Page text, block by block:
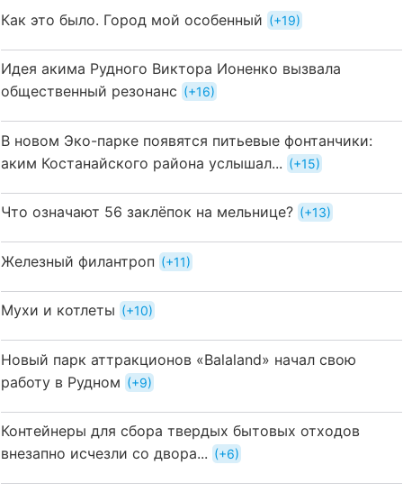
Как это было. Город мой особенный +19
Идея акима Рудного Виктора Ионенко вызвала
общественный резонанс
+16
В новом Эко-парке появятся питьевые фонтанчики:
аким Костанайского района услышал...
+15
Что означают 56 заклёпок на мельнице? +13
Железный филантроп +11
Мухи и котлеты +10
Новый парк аттракционов «Balaland» начал свою
работу в Рудном
+9
Контейнеры для сбора твердых бытовых отходов
внезапно исчезли со двора...
+6